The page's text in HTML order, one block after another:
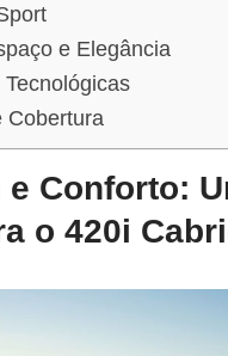
e Elegância
Cobertura
e Conforto:
o 420i